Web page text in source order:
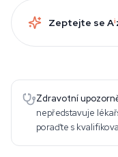
Zeptejte se Ai
Zdravotní
nepředstavuje
poraďte s